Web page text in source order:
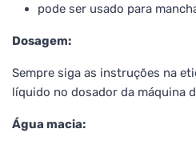
pode ser usado para
Dosagem:
Sempre siga as instruções na
líquido no dosador da máquina
Água macia: